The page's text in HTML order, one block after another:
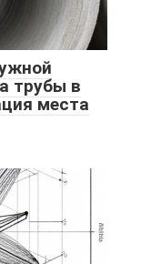
трубы в
места